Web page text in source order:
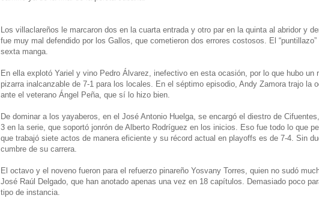
Los villaclareños le marcaron dos en la cuarta entrada y otro par en la quinta al abridor y
fue muy mal defendido por los Gallos, que cometieron dos errores costosos. El
sexta manga.
En ella explotó Yariel y vino Pedro Álvarez, inefectivo en esta ocasión, por lo que hubo un
pizarra inalcanzable de 7-1 para los locales. En el séptimo episodio, Andy Zamora trajo la
ante el veterano Ángel Peña, que sí lo hizo bien.
De dominar a los yayaberos, en el José Antonio Huelga, se encargó el diestro de
3 en la serie, que soportó jonrón de Alberto Rodríguez en los inicios. Eso fue todo lo que
que trabajó siete actos de manera eficiente y su récord actual en playoffs es de 7-4. Sin
cumbre de su carrera.
El octavo y el noveno fueron para el refuerzo pinareño Yosvany Torres, quien no sudó
José Raúl Delgado, que han anotado apenas una vez en 18 capítulos. Demasiado poco
tipo de instancia.